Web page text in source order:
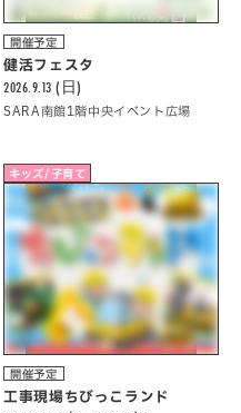
開催予定
健活フェスタ
2026.9.13 (日)
SARA南館1階中央イベント広場
キッズ/子育て
開催予定
工事現場ちびっこランド